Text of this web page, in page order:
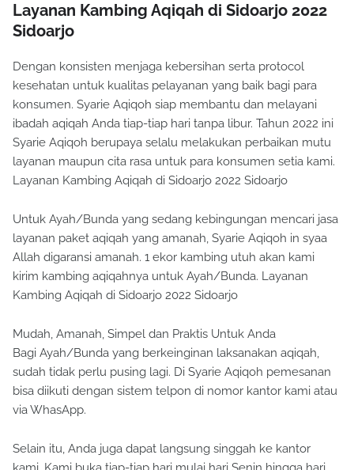
Layanan Kambing Aqiqah di Sidoarjo 2022
Sidoarjo
Dengan konsisten menjaga kebersihan serta protocol
kesehatan untuk kualitas pelayanan yang baik bagi para
konsumen. Syarie Aqiqoh siap membantu dan melayani
ibadah aqiqah Anda tiap-tiap hari tanpa libur. Tahun 2022 ini
Syarie Aqiqoh berupaya selalu melakukan perbaikan mutu
layanan maupun cita rasa untuk para konsumen setia kami.
Layanan Kambing Aqiqah di Sidoarjo 2022 Sidoarjo
Untuk Ayah/Bunda yang sedang kebingungan mencari jasa
layanan paket aqiqah yang amanah, Syarie Aqiqoh in syaa
Allah digaransi amanah. 1 ekor kambing utuh akan kami
kirim kambing aqiqahnya untuk Ayah/Bunda. Layanan
Kambing Aqiqah di Sidoarjo 2022 Sidoarjo
Mudah, Amanah, Simpel dan Praktis Untuk Anda
Bagi Ayah/Bunda yang berkeinginan laksanakan aqiqah,
sudah tidak perlu pusing lagi. Di Syarie Aqiqoh pemesanan
bisa diikuti dengan sistem telpon di nomor kantor kami atau
via WhasApp.
Selain itu, Anda juga dapat langsung singgah ke kantor